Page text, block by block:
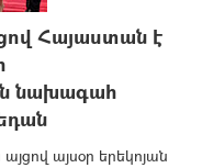
Հայաստան է
նախագահ
այսօր երեկոյան